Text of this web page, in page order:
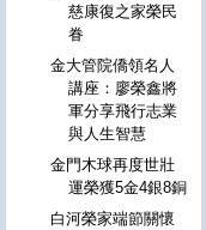
慈康復之家榮民
眷
金大管院僑領名人
講座：廖榮鑫將
軍分享飛行志業
與人生智慧
金門木球再度世壯
運榮獲5金4銀8銅
白河榮家端節關懷